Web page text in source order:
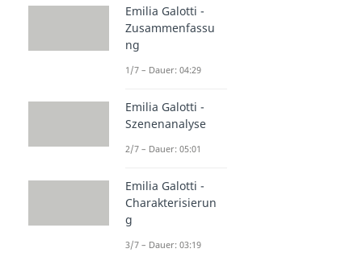
Emilia Galotti -
Zusammenfassu
ng
1/7 – Dauer: 04:29
Emilia Galotti -
Szenenanalyse
2/7 – Dauer: 05:01
Emilia Galotti -
Charakterisierun
g
3/7 – Dauer: 03:19